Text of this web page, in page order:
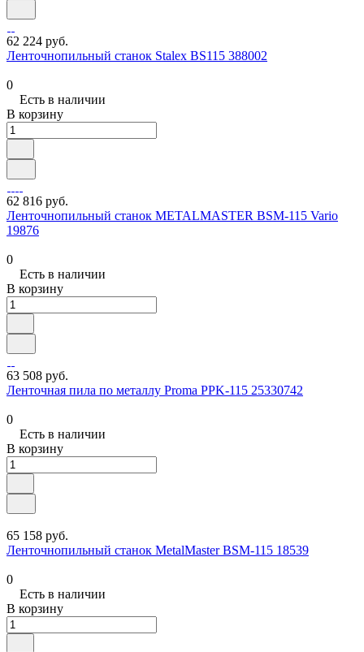
62 224 руб.
Ленточнопильный станок Stalex BS115 388002
0
Есть в наличии
В корзину
62 816 руб.
Ленточнопильный станок METALMASTER BSM-115 Vario
19876
0
Есть в наличии
В корзину
63 508 руб.
Ленточная пила по металлу Proma PPK-115 25330742
0
Есть в наличии
В корзину
65 158 руб.
Ленточнопильный станок MetalMaster BSM-115 18539
0
Есть в наличии
В корзину